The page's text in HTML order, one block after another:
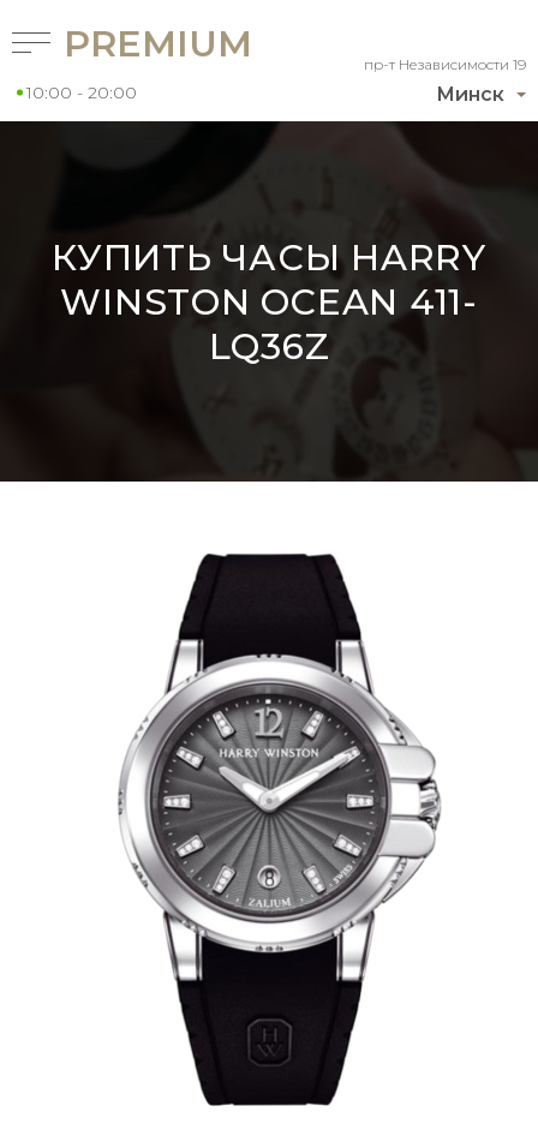
Минск
пр-т Независимости 19
PREMIUM
10:00 - 20:00
КУПИТЬ ЧАСЫ HARRY
WINSTON OCEAN 411-
LQ36Z